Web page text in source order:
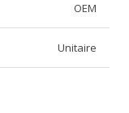
OEM
Unitaire